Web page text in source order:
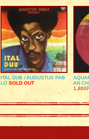
ITAL DUB / AUGUSTUS PAB
LO SOLD OUT
AN
1,800